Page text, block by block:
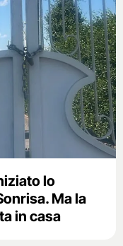
lo
Ma la
in casa